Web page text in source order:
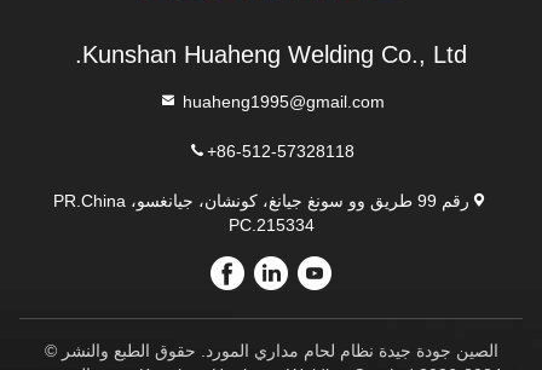
Kunshan Huaheng Welding Co., Ltd.
huaheng1995@gmail.com
+86-512-57328118
رقم 99 طريق وو سونغ جيانغ، كونشان، جيانغسو، PR.China
PC.215334
الصين جودة جيدة نظام لحام مداري المورد. حقوق الطبع والنشر ©